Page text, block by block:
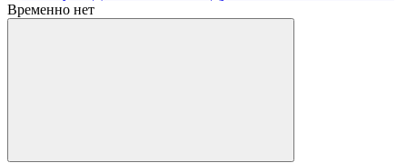
Временно нет